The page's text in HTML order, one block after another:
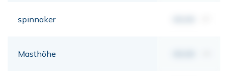
spinnaker
Masthöhe